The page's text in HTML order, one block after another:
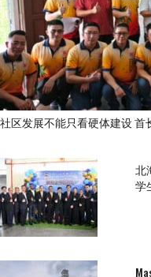
社区发展不能只看硬体建设
北
学